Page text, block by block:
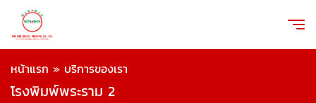
หน้าแรก » บริการของเรา
โรงพิมพ์พระราม 2